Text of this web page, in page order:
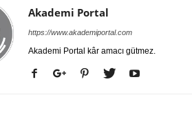
Akademi Portal
https://www.akademiportal.com
Akademi Portal kâr amacı gütmez.